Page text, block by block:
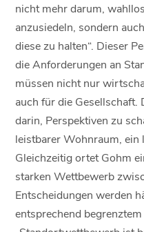
nicht mehr darum,
anzusiedeln, sondern
diese zu halten“. Dieser
die Anforderungen an
müssen nicht nur
auch für die
darin, Perspektiven zu
leistbarer Wohnraum, ein
Gleichzeitig ortet Gohm
starken Wettbewerb
Entscheidungen werden
entsprechend